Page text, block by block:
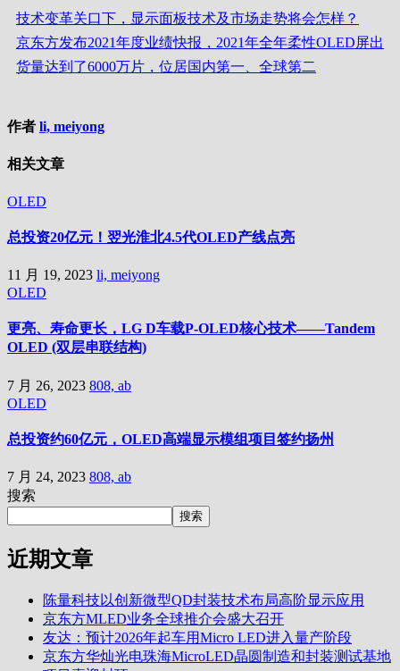
技术变革关口下，显示面板技术及市场走势将会怎样？
京东方发布2021年度业绩快报，2021年全年柔性OLED屏出
货量达到了6000万片，位居国内第一、全球第二
作者 li, meiyong
相关文章
OLED
总投资20亿元！翌光淮北4.5代OLED产线点亮
11 月 19, 2023 li, meiyong
OLED
更亮、寿命更长，LG D车载P-OLED核心技术——Tandem
OLED (双层串联结构)
7 月 26, 2023 808, ab
OLED
总投资约60亿元，OLED高端显示模组项目签约扬州
7 月 24, 2023 808, ab
搜索
搜索
近期文章
陈量科技以创新微型QD封装技术布局高阶显示应用
京东方MLED业务全球推介会盛大召开
友达：预计2026年起车用Micro LED进入量产阶段
京东方华灿光电珠海MicroLED晶圆制造和封装测试基地